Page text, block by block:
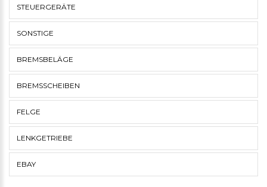
STEUERGERÄTE
SONSTIGE
BREMSBELÄGE
BREMSSCHEIBEN
FELGE
LENKGETRIEBE
EBAY